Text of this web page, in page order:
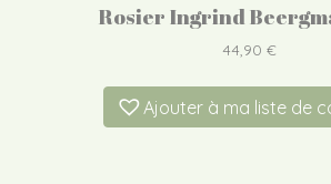
Rosier Ingrind
44,90 €
Ajouter à ma liste de